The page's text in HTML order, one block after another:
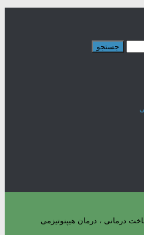
درمانی ، درمان هیپنوتیزمی